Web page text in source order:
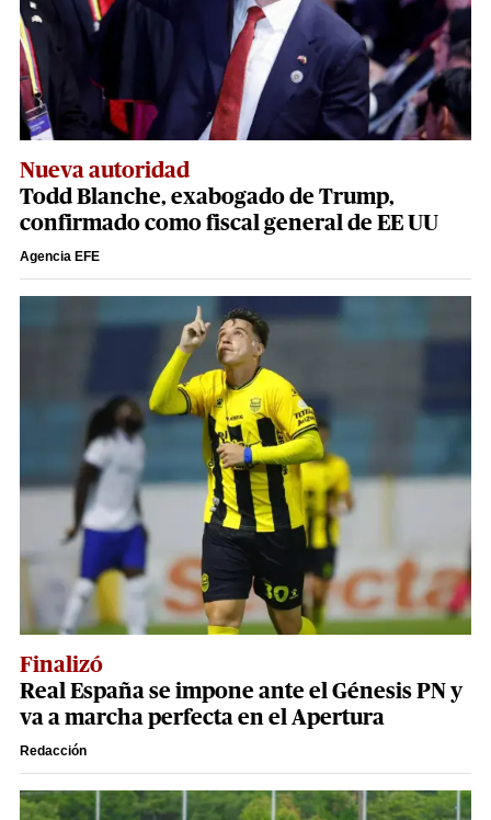
Nueva autoridad
Todd Blanche, exabogado de Trump,
confirmado como fiscal general de EE UU
Agencia EFE
Finalizó
Real España se impone ante el Génesis PN y
va a marcha perfecta en el Apertura
Redacción